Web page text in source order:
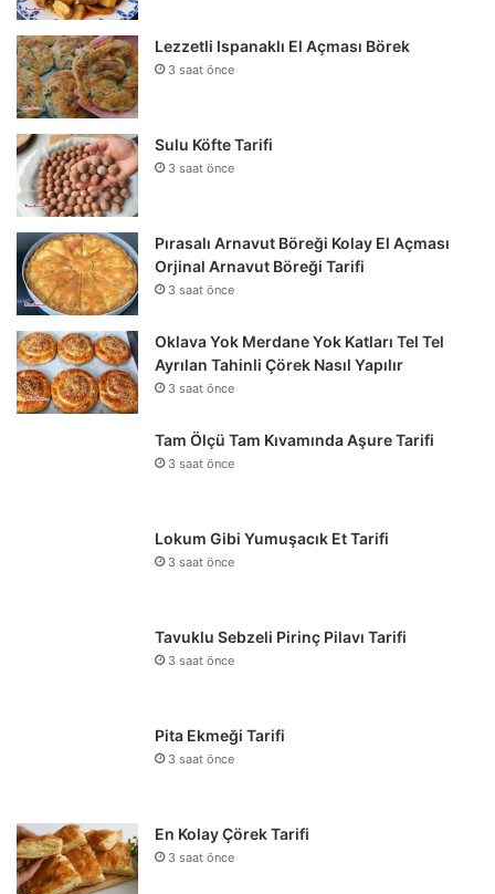
Lezzetli Ispanaklı El Açması Börek
3 saat önce
Sulu Köfte Tarifi
3 saat önce
Pırasalı Arnavut Böreği Kolay El Açması
Orjinal Arnavut Böreği Tarifi
3 saat önce
Oklava Yok Merdane Yok Katları Tel Tel
Ayrılan Tahinli Çörek Nasıl Yapılır
3 saat önce
Tam Ölçü Tam Kıvamında Aşure Tarifi
3 saat önce
Lokum Gibi Yumuşacık Et Tarifi
3 saat önce
Tavuklu Sebzeli Pirinç Pilavı Tarifi
3 saat önce
Pita Ekmeği Tarifi
3 saat önce
En Kolay Çörek Tarifi
3 saat önce